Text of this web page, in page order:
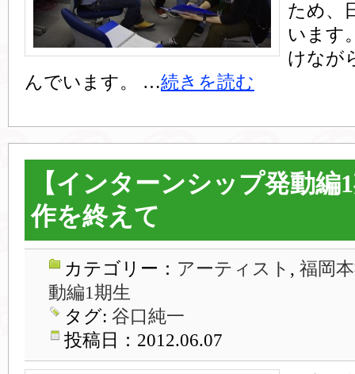
ため、
います
けなが
んでいます。 …続きを読む
【インターンシップ発動編
作を終えて
カテゴリー： アーティスト , 福岡
動編1期生
タグ: 谷口純一
投稿日：2012.06.07